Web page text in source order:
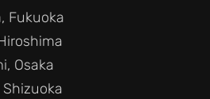
Fukuoka
Osaka